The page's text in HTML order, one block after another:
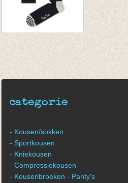
categorie
- Kousen/sokken
- Sportkousen
- Kniekousen
- Compressiekousen
- Kousenbroeken - Panty's